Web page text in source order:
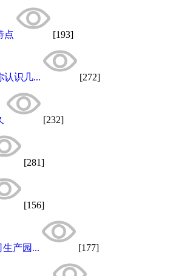
点 [193]
认识几... [272]
[232]
[281]
[156]
生产园... [177]